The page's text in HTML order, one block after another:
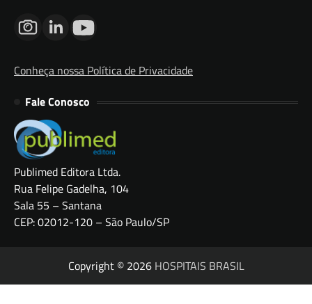
Conheça nossa Política de Privacidade
Fale Conosco
Publimed Editora Ltda.
Rua Felipe Gadelha, 104
Sala 55 – Santana
CEP: 02012-120 – São Paulo/SP
Copyright © 2026 HOSPITAIS BRASIL